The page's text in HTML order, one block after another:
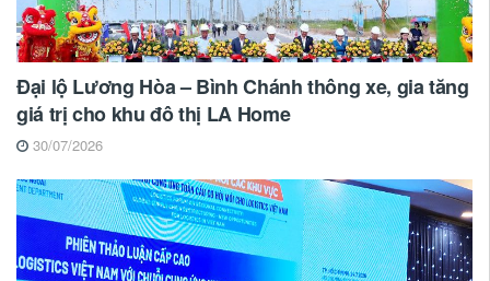
Đại lộ Lương Hòa – Bình Chánh thông xe, gia tăng
giá trị cho khu đô thị LA Home
30/07/2026